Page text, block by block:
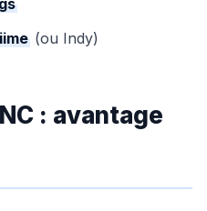
(ou Indy)
: avantage